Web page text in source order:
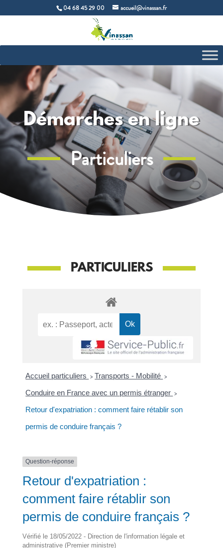
04 68 45 29 00 accueil@vinassan.fr
Démarches en ligne
Particuliers
PARTICULIERS
Accueil particuliers > Transports - Mobilité >
Conduire en France avec un permis étranger >
Retour d'expatriation : comment faire rétablir son
permis de conduire français ?
Question-réponse
Retour d'expatriation :
comment faire rétablir son
permis de conduire français ?
Vérifié le 18/05/2022 - Direction de l'information légale et
administrative (Premier ministre)